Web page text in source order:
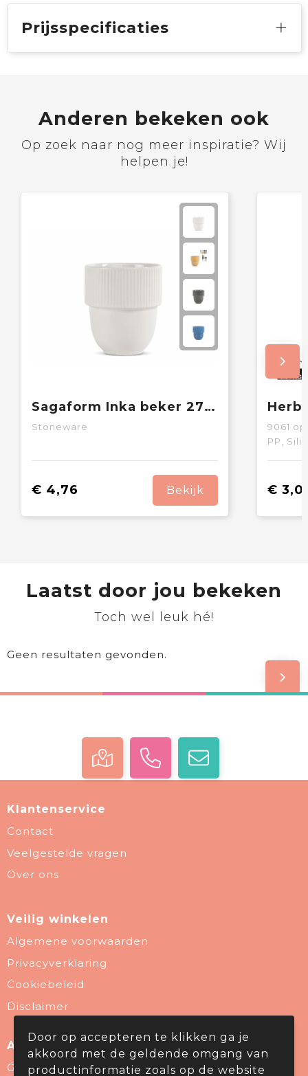
Prijsspecificaties
Anderen bekeken ook
Op zoek naar nog meer inspiratie? Wij
helpen je!
Sagaform Inka beker 270ml
Stoneware
€ 4,76 Bekijk
9061
PP,
€
Laatst door jou bekeken
Toch wel leuk hé!
Geen resultaten gevonden.
Klantenservice
Contact
Veelgestelde vragen
Over ons
Veilig winkelen
Algemene voorwaarden
Privacyverklaring
Cookiebeleid
Disclaimer
Aanbevolen categorieën
Give Aways
Door op accepteren te klikken ga je
akkoord met de geldende omgang van
productinformatie zoals op de website